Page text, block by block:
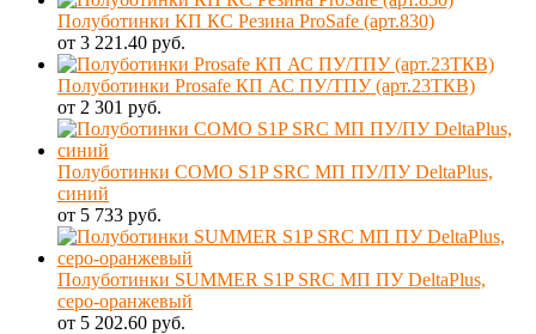
Полуботинки КП КС Резина ProSafe (арт.830)
от 3 221.40 руб.
Полуботинки Prosafe КП АС ПУ/ТПУ (арт.23ТКВ)
от 2 301 руб.
Полуботинки COMO S1P SRC МП ПУ/ПУ DeltaPlus,
синий
от 5 733 руб.
Полуботинки SUMMER S1P SRC МП ПУ DeltaPlus,
серо-оранжевый
от 5 202.60 руб.